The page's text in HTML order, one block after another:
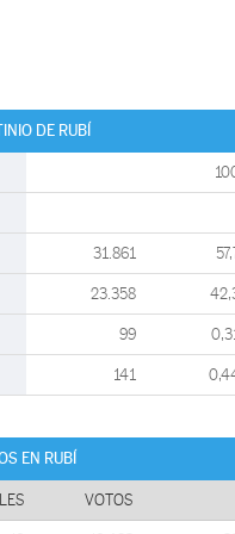
DE RUBÍ
31.861
23.358
99
141
EN RUBÍ
VOTOS